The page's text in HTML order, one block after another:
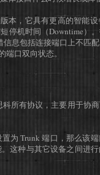
，它具有更高的智能设
停机时间（Downtime）
息包括连接端口上不匹
端口双向状态。
所有协议，主要用于协
Trunk 端口，那么该
这种与其它设备之间进